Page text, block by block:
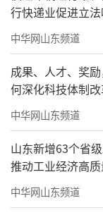
行快递业促进立
中华网山东频道
成果、人才、奖
何深化科技体制
中华网山东频道
山东新增63个省
推动工业经济高
中华网山东频道